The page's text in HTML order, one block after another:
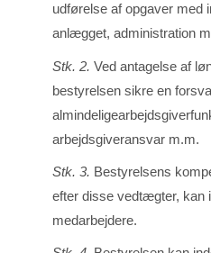
udførelse af opgaver med
anlægget, administration
Stk. 2. Ved antagelse af
bestyrelsen sikre en
arbejdsgi­veransvar m.m.
Stk. 3. Bestyrelsens
efter disse vedtægter, kan
medarbejdere.